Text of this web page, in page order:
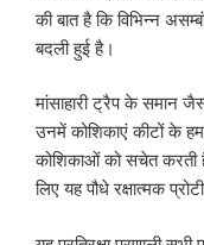
की बात है कि विभिन्न
बदली हुई है।
मांसाहारी ट्रैप के समान
उनमें कोशिकाएं कीटों के
कोशिकाओं को सचेत
लिए यह पौधे रक्षात्मक